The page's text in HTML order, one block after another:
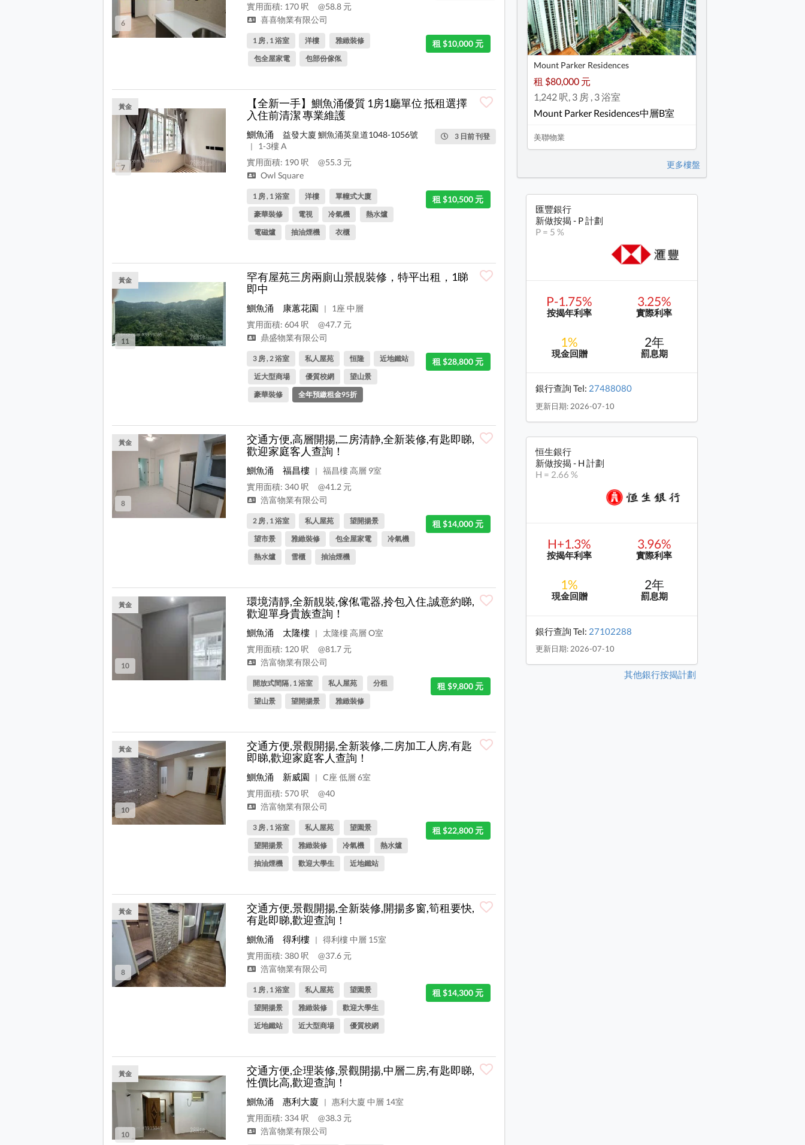
6
實用面積: 170 呎
@58.8 元
喜喜物業有限公司
租 $10,000 元
1 房 , 1 浴室 洋樓
雅緻裝修
包全屋家電
包部份傢俬
7
黃金
【全新一手】鰂魚涌優質 1房1廳單位 抵租選擇
入住前清潔 專業維護
3 日前 刊登
鰂魚涌 益發大廈 鰂魚涌英皇道1048-1056號
|
1-3樓 A
實用面積: 190 呎
@55.3 元
Owl Square
租 $10,500 元
1 房 , 1 浴室 洋樓
單幢式大廈
豪華裝修
電視 冷氣機
熱水爐
電磁爐
抽油煙機 衣櫃
11
黃金
罕有屋苑三房兩廁山景靚裝修，特平出租，1睇
即中
鰂魚涌 康蕙花園 |
1座 中層
實用面積: 604 呎
@47.7 元
鼎盛物業有限公司
租 $28,800 元
3 房 , 2 浴室 私人屋苑 恒隆
近地鐵站
近大型商場
優質校網
望山景
豪華裝修
全年預繳租金95折
8
黃金
交通方便,高層開揚,二房清静,全新装修,有匙即睇,
歡迎家庭客人查詢！
鰂魚涌 福昌樓 |
福昌樓 高層 9室
實用面積: 340 呎
@41.2 元
浩富物業有限公司
租 $14,000 元
2 房 , 1 浴室 私人屋苑
望開揚景
望市景
雅緻裝修 包全屋家電
冷氣機
熱水爐
雪櫃 抽油煙機
10
黃金
環境清靜,全新靚裝,傢俬電器,拎包入住,誠意約睇,
歡迎單身貴族查詢！
鰂魚涌 太隆樓 |
太隆樓 高層 O室
實用面積: 120 呎
@81.7 元
浩富物業有限公司
租 $9,800 元
開放式間隔 , 1 浴室 私人屋苑
分租
望山景
望開揚景 雅緻裝修
10
黃金
交通方便,景觀開揚,全新装修,二房加工人房,有匙
即睇,歡迎家庭客人查詢！
鰂魚涌 新威園 |
C座 低層 6室
實用面積: 570 呎
@40
浩富物業有限公司
租 $22,800 元
3 房 , 1 浴室 私人屋苑
望園景
望開揚景
雅緻裝修 冷氣機
熱水爐
抽油煙機
歡迎大學生 近地鐵站
8
黃金
交通方便,景觀開揚,全新裝修,開揚多窗,筍租要快,
有匙即睇,歡迎查詢！
鰂魚涌 得利樓 |
得利樓 中層 15室
實用面積: 380 呎
@37.6 元
浩富物業有限公司
租 $14,300 元
1 房 , 1 浴室 私人屋苑
望園景
望開揚景
雅緻裝修
歡迎大學生
近地鐵站
近大型商場 優質校網
10
黃金
交通方便,企理装修,景觀開揚,中層二房,有匙即睇,
性價比高,歡迎查詢！
鰂魚涌 惠利大廈 |
惠利大廈 中層 14室
實用面積: 334 呎
@38.3 元
浩富物業有限公司
Mount Parker Residences
租 $80,000 元
1,242 呎, 3 房 , 3 浴室
Mount Parker Residences中層B室
美聯物業
更多樓盤
匯豐銀行
新做按揭 - P 計劃
P = 5 %
P-1.75%
按揭年利率
3.25%
實際利率
1%
現金回贈
2年
罰息期
銀行查詢 Tel: 27488080
更新日期: 2026-07-10
恒生銀行
新做按揭 - H 計劃
H = 2.66 %
H+1.3%
按揭年利率
3.96%
實際利率
1%
現金回贈
2年
罰息期
銀行查詢 Tel: 27102288
更新日期: 2026-07-10
其他銀行按揭計劃